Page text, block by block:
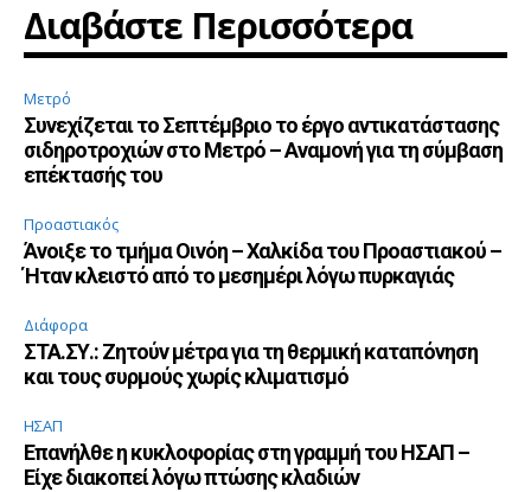
Διαβάστε Περισσότερα
Μετρό
Συνεχίζεται το Σεπτέμβριο το έργο αντικατάστασης
σιδηροτροχιών στο Μετρό – Αναμονή για τη σύμβαση
επέκτασής του
Προαστιακός
Άνοιξε το τμήμα Οινόη – Χαλκίδα του Προαστιακού –
Ήταν κλειστό από το μεσημέρι λόγω πυρκαγιάς
Διάφορα
ΣΤΑ.ΣΥ.: Ζητούν μέτρα για τη θερμική καταπόνηση
και τους συρμούς χωρίς κλιματισμό
ΗΣΑΠ
Επανήλθε η κυκλοφορίας στη γραμμή του ΗΣΑΠ –
Είχε διακοπεί λόγω πτώσης κλαδιών